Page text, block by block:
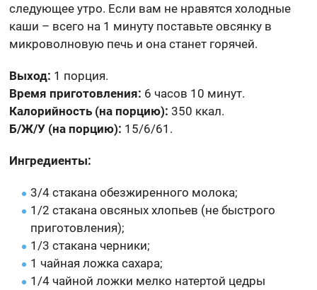
следующее утро. Если вам не нравятся холодные
каши – всего на 1 минуту поставьте овсянку в
микроволновую печь и она станет горячей.
Выход: 1 порция.
Время приготовления: 6 часов 10 минут.
Калорийность (на порцию): 350 ккал.
Б/Ж/У (на порцию): 15/6/61.
Ингредиенты:
3/4 стакана обезжиренного молока;
1/2 стакана овсяных хлопьев (не быстрого
приготовления);
1/3 стакана черники;
1 чайная ложка сахара;
1/4 чайной ложки мелко натертой цедры